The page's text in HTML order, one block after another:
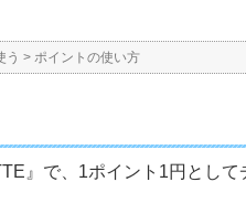
う > ポイントの使い方
』で、1ポイント1円として